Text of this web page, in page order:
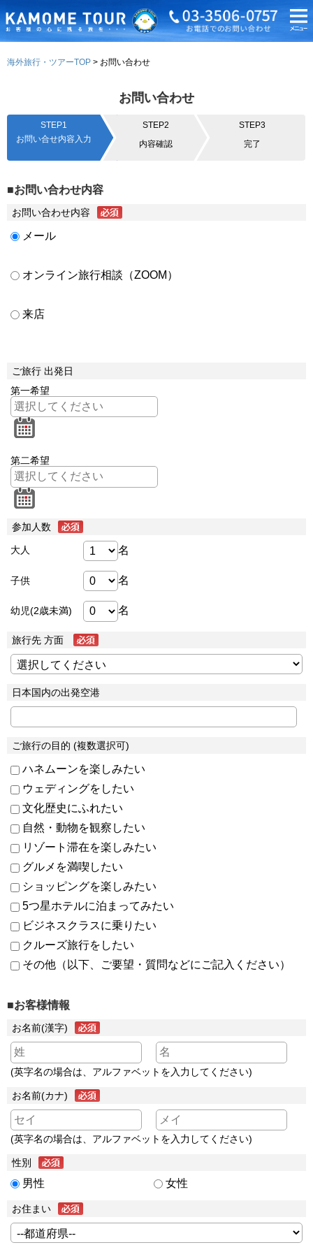
海外旅行・ツアーTOP お問い合わせ
お問い合わせ
STEP1
お問い合せ内容入力
STEP2
内容確認
STEP3
完了
■お問い合わせ内容
お問い合わせ内容
メール
オンライン旅行相談（ZOOM）
来店
ご旅行 出発日
第一希望
第二希望
参加人数
大人 名
子供 名
幼児(2歳未満) 名
旅行先 方面
日本国内の出発空港
ご旅行の目的 (複数選択可)
ハネムーンを楽しみたい
ウェディングをしたい
文化歴史にふれたい
自然・動物を観察したい
リゾート滞在を楽しみたい
グルメを満喫したい
ショッピングを楽しみたい
5つ星ホテルに泊まってみたい
ビジネスクラスに乗りたい
クルーズ旅行をしたい
その他（以下、ご要望・質問などにご記入ください）
■お客様情報
お名前(漢字)
(英字名の場合は、アルファベットを入力してください)
お名前(カナ)
(英字名の場合は、アルファベットを入力してください)
性別
男性 女性
お住まい